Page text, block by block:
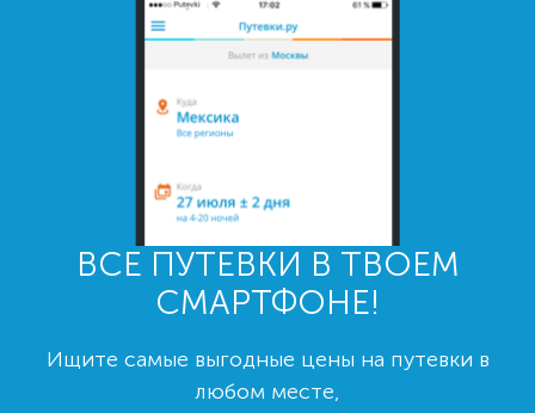
ВСЕ ПУТЕВКИ В ТВОЕМ
СМАРТФОНЕ!
Ищите самые выгодные цены на путевки в
любом месте,